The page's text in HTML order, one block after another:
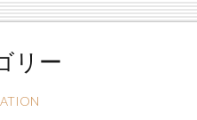
リー